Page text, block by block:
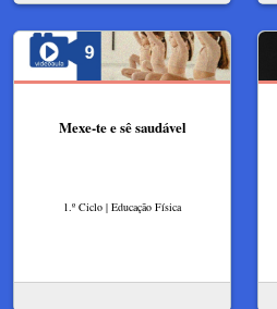
Mexe-te e sê saudável
1.º Ciclo | Educação Física